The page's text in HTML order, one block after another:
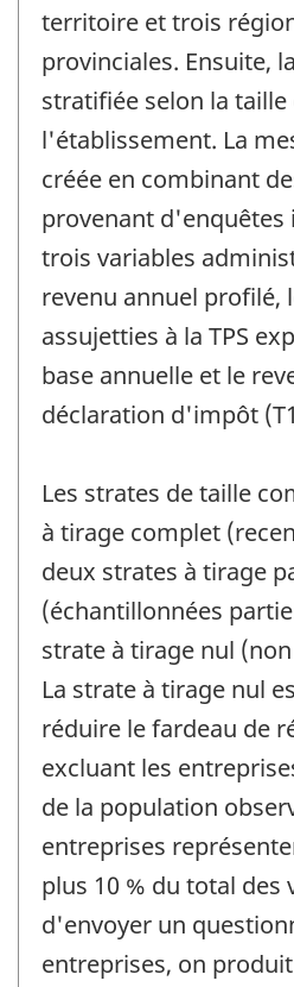
territoire et trois
provinciales. Ensuite,
stratifiée selon la taille
l'établissement. La
créée en combinant
provenant d'enquêtes
trois variables
revenu annuel profilé,
assujetties à la TPS
base annuelle et le
déclaration d'impôt
Les strates de taille
à tirage complet
deux strates à tirage
(échantillonnées
strate à tirage nul
La strate à tirage nul
réduire le fardeau de
excluant les
de la population
entreprises
plus 10 % du total des
d'envoyer un
entreprises, on